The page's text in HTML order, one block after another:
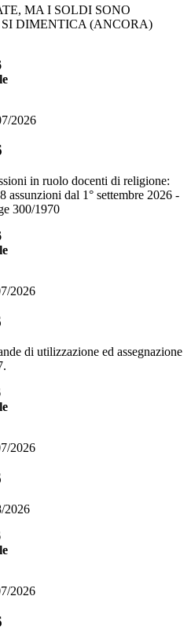
MA I SOLDI SONO
DIMENTICA (ANCORA)
2026
in ruolo docenti di religione:
dal 1° settembre 2026 -
300/1970
2026
di utilizzazione ed assegnazione
2026
2026
2026